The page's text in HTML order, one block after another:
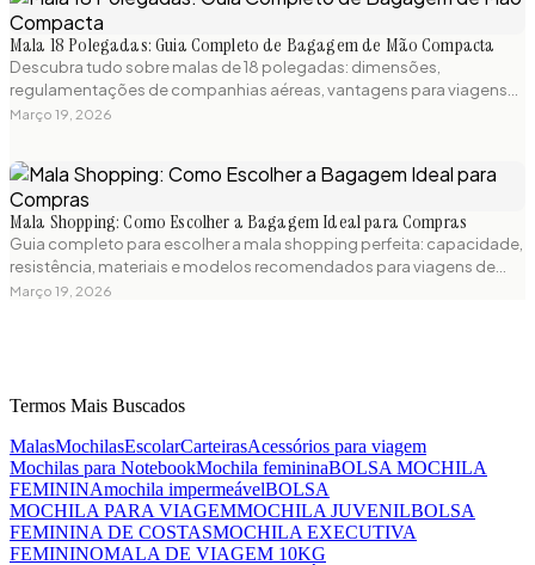
Mala 18 Polegadas: Guia Completo de Bagagem de Mão Compacta
Descubra tudo sobre malas de 18 polegadas: dimensões,
regulamentações de companhias aéreas, vantagens para viagens
curtas e os melhores modelos compactos disponíveis. Guia prático
Março 19, 2026
Mala Shopping: Como Escolher a Bagagem Ideal para Compras
Guia completo para escolher a mala shopping perfeita: capacidade,
resistência, materiais e modelos recomendados para viagens de
compras. Dicas práticas e produtos testados para sua próxima
Março 19, 2026
Termos Mais Buscados
MalasMochilasEscolarCarteirasAcessórios para viagem
Mochilas para NotebookMochila femininaBOLSA MOCHILA
FEMININAmochila impermeávelBOLSA
MOCHILA PARA VIAGEMMOCHILA JUVENILBOLSA
FEMININA DE COSTASMOCHILA EXECUTIVA
FEMININOMALA DE VIAGEM 10KG